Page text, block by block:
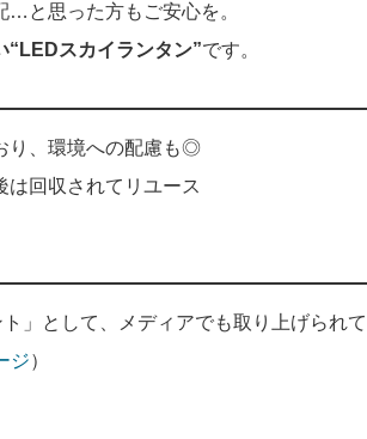
…と思った方もご安心を。
“LEDスカイランタン”です。
り、環境への配慮も◎
回収されてリユース
」として、メディアでも取り上げられて
ジ）